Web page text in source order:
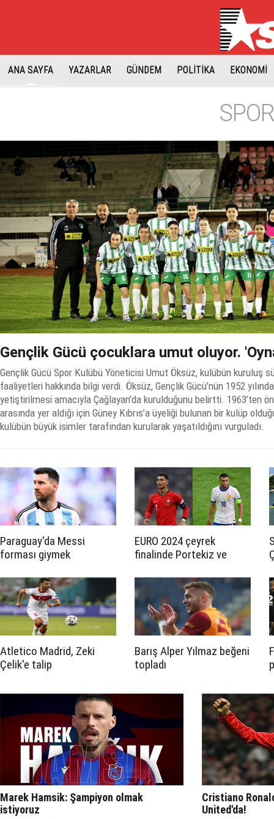
ANA SAYFA YAZARLAR GÜNDEM POLİTİKA EKONOMİ
Gençlik Gücü çocuklara umut oluyor.
Gençlik Gücü Spor Kulübü Yöneticisi Umut Öksüz, kulübün kuruluş
faaliyetleri hakkında bilgi verdi. Öksüz, Gençlik Gücü’nün 1952
yetiştirilmesi amacıyla Çağlayan’da kurulduğunu belirtti. 1963’ten
arasında yer aldığı için Güney Kıbrıs’a üyeliği bulunan bir kulüp
kulübün büyük isimler tarafından kurularak yaşatıldığını vurguladı.
Paraguay'da Messi
forması giymek
EURO 2024 çeyrek
finalinde Portekiz ve
Atletico Madrid, Zeki
Çelik'e talip
Barış Alper Yılmaz beğeni
topladı
Marek Hamsik: Şampiyon olmak
istiyoruz
Cristiano
United'da!